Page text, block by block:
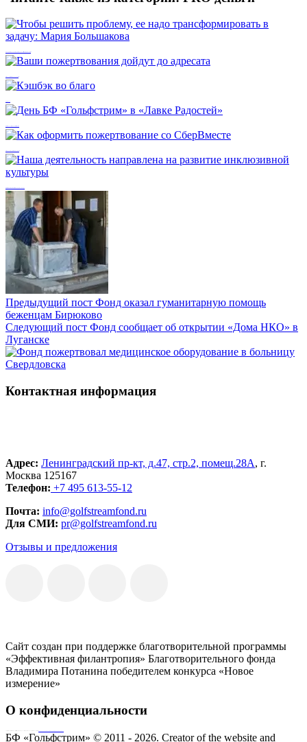
Предыдущий пост Фонд оказал гуманитарную помощь
беженцам Бирюково
Следующий пост Фонд сообщает об открытии «Дома НКО» в
Луганске
Контактная информация
Адрес: Ленинградский пр-кт, д.47, стр.2, помещ.28А, г.
Москва 125167
Телефон: +7 495 613-55-12
Почта: info@golfstreamfond.ru
Для СМИ: pr@golfstreamfond.ru
Отзывы и предложения
Сайт создан при поддержке благотворительной программы
«Эффективная филантропия» Благотворительного фонда
Владимира Потанина победителем конкурса «Новое
измерение»
О конфиденциальности
БФ «Гольфстрим» © 2011 - 2026. Creator of the website and